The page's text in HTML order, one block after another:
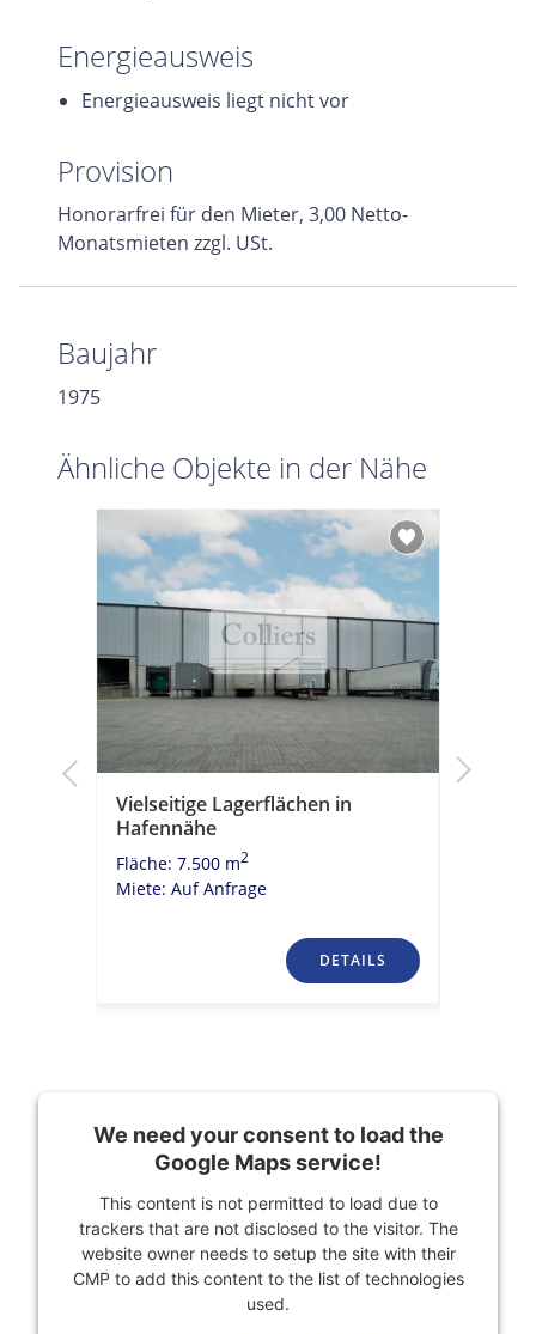
Energieausweis
Energieausweis liegt nicht vor
Provision
Honorarfrei für den Mieter, 3,00 Netto-
Monatsmieten zzgl. USt.
Baujahr
1975
Ähnliche Objekte in der Nähe
Vielseitige Lagerflächen in
Hafennähe
Fläche: 7.500 m2
Miete: Auf Anfrage
DETAILS
We need your consent to load the
Google Maps service!
This content is not permitted to load due to
trackers that are not disclosed to the visitor. The
website owner needs to setup the site with their
CMP to add this content to the list of technologies
used.